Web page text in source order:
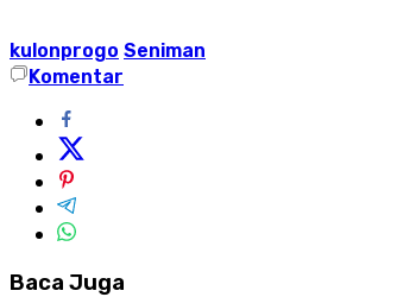
kulonprogo Seniman
Komentar
Baca Juga